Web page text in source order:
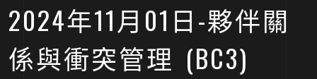
2024年11月01日-夥伴關
係與衝突管理 (BC3)